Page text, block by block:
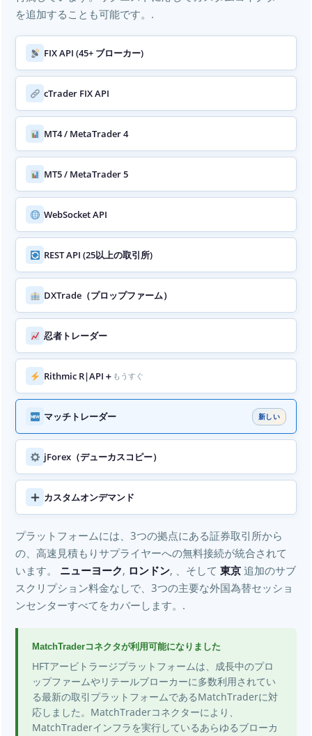
を追加することも可能です。.
FIX API (45+ ブローカー)
cTrader FIX API
MT4 / MetaTrader 4
MT5 / MetaTrader 5
WebSocket API
REST API (25以上の取引所)
DXTrade（プロップファーム）
忍者トレーダー
Rithmic R|API＋ もうすぐ
マッチトレーダー 新しい
jForex（デューカスコピー）
カスタムオンデマンド
プラットフォームには、3つの拠点にある証券取引所から
の、高速見積もりサプライヤーへの無料接続が統合されて
います。 ニューヨーク, ロンドン, 、そして 東京 追加のサブ
スクリプション料金なしで、3つの主要な外国為替セッショ
ンセンターすべてをカバーします。.
MatchTraderコネクタが利用可能になりました
HFTアービトラージプラットフォームは、成長中のプロ
ップファームやリテールブローカーに多数利用されてい
る最新の取引プラットフォームであるMatchTraderに対
応しました。MatchTraderコネクターにより、
MatchTraderインフラを実行しているあらゆるブローカ